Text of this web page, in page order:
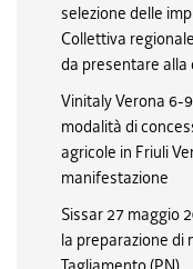
selezione delle
Collettiva
da presentare
Vinitaly Verona 6-
modalità di
agricole in Friuli
manifestazione
Sissar 27 maggio
la preparazione di